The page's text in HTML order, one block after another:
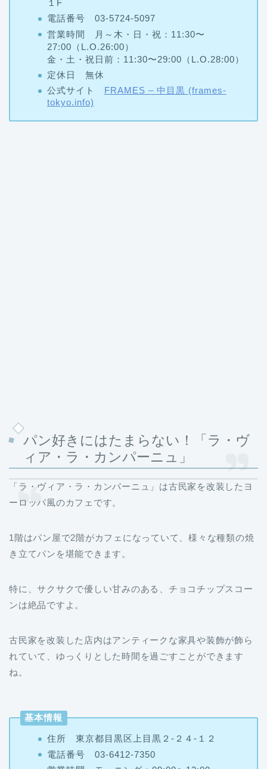
１F
電話番号 03-5724-5097
営業時間 月～木・日・祝：11:30〜
27:00（L.O.26:00）
金・土・祝日前：11:30〜29:00（L.O.28:00）
定休日 無休
公式サイト FRAMES – 中目黒 (frames-
tokyo.info)
パン好きにはたまらない！「ラ・ヴ
ィア・ラ・カンパーニュ」
「ラ・ヴィア・ラ・カンパーニュ」は古民家を改装したヨ
ーロッパ風のカフェです。
1階はパン屋で2階がカフェになっていて、様々な種類の焼
き立てパンを堪能できます。
特に、サクサクで優しい甘みのある、チョコチップスコー
ンは絶品ですよ。
古民家を改装した店内はアンティークな家具や装飾が飾ら
れていて、ゆっくりとした時間を過ごすことができます
ね。
基本情報
住所 東京都目黒区上目黒２-２４-１２
電話番号 03-6412-7350